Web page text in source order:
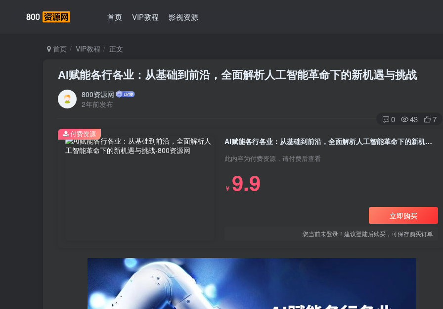
首页 VIP教程 影视资源
首页 VIP教程 正文
AI赋能各行各业：从基础到前沿，全面解析人工智能革命下的新机遇与挑战
800资源网
2年前发布
0 43 7
AI赋能各行各业：从基础到前沿，全面解析人工智能革命下的新机遇与挑战
此内容为付费资源，请付费后查看
￥ 9.9
立即购买
您当前未登录！建议登陆后购买，可保存购买订单
付费资源